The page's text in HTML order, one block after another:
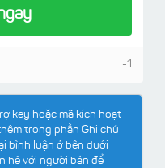
-1
key hoặc mã kích hoạt
trong phần Ghi chú
bình luận ở bên dưới
hệ với người bán để